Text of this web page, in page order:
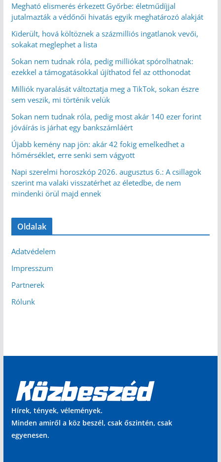
Megható elismerés érkezett Győrbe: életműdíjjal
jutalmazták a védőnői hivatás egyik meghatározó alakját
Kiderült, hová költöznek a százmilliós ingatlanok vevői,
sokakat meglephet a lista
Sokan nem tudnak róla, pedig milliókat spórolhatnak:
ezekkel a támogatásokkal újíthatod fel az otthonodat
Milliók nyaralását változtatja meg a TikTok, sokan észre
sem veszik, mi történik velük
Sokan nem tudnak róla, pedig most akár 140 ezer forint
jóváírás is járhat egy bankszámláért
Újabb kemény nap jön: akár 42 fokig emelkedhet a
hőmérséklet, erre senki sem vágyott
Napi szerelmi horoszkóp 2026. augusztus 6.: A csillagok
szerint ma valaki visszatérhet az életedbe, de nem
mindenki örül majd ennek
Oldalak
Adatvédelem
Impresszum
Partnerek
Rólunk
Hírek, tények, vélemények.
Minden amiről a köz beszél, csak őszintén, csak
egyenesen.